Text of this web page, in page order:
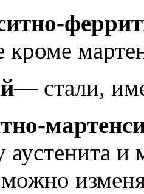
кроме
— стали,
аустенита и